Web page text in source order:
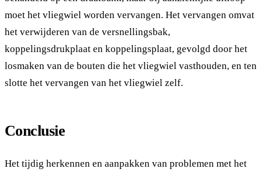
moet het vliegwiel worden vervangen. Het vervangen omvat
het verwijderen van de versnellingsbak,
koppelingsdrukplaat en koppelingsplaat, gevolgd door het
losmaken van de bouten die het vliegwiel vasthouden, en ten
slotte het vervangen van het vliegwiel zelf.
Conclusie
Het tijdig herkennen en aanpakken van problemen met het